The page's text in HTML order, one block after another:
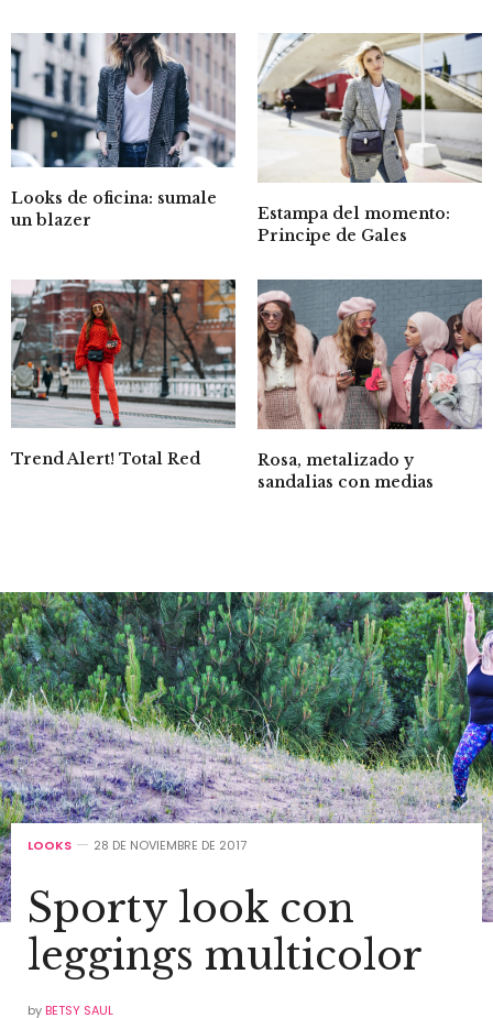
Looks de oficina: sumale
un blazer
Estampa del momento:
Principe de Gales
Trend Alert! Total Red
Rosa, metalizado y
sandalias con medias
LOOKS 28 DE NOVIEMBRE DE 2017
Sporty look con
leggings multicolor
by BETSY SAUL